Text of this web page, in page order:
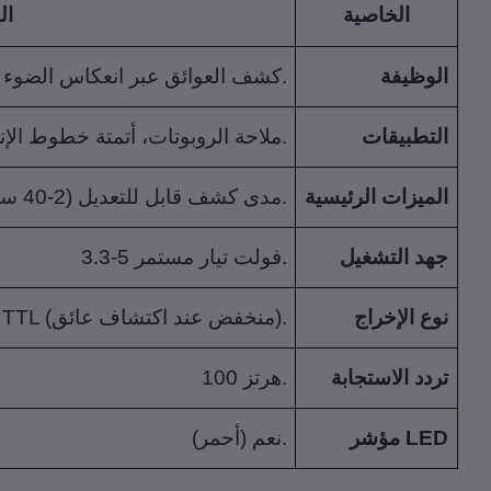
الخاصية
الوظيفة كشف العوائق عبر انعكاس الضوء تحت الأحمر.
التطبيقات ملاحة الروبوتات، أتمتة خطوط الإنتاج.
الميزات الرئيسية - مدى كشف قابل للتعديل (2-40 سم).- إخراج رقمي.- مقياس جهد مدمج.
جهد التشغيل 3.3-5 فولت تيار مستمر.
نوع الإخراج TTL (منخفض عند اكتشاف عائق).
تردد الاستجابة 100 هرتز.
مؤشر LED نعم (أحمر).